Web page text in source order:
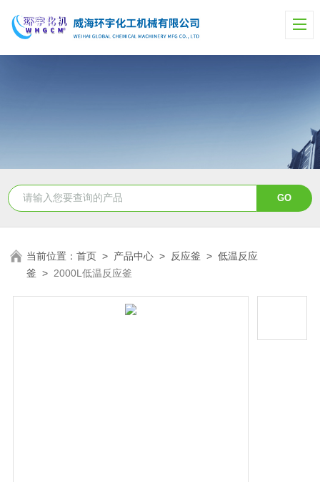
当前位置：首页 > 产品中心 > 反应釜 >低温反应
釜 > 2000L低温反应釜